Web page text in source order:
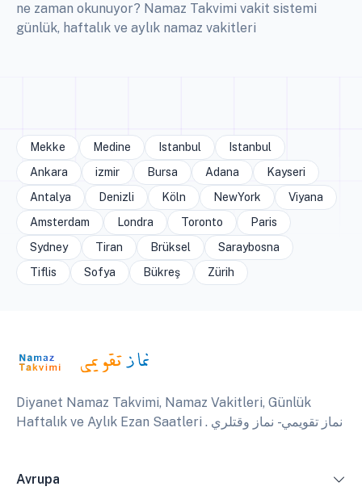
ne zaman okunuyor? Namaz Takvimi vakit sistemi
günlük, haftalık ve aylık namaz vakitleri
Mekke Medine Istanbul
Istanbul
Ankara
izmir Bursa Adana
Kayseri
Antalya
Denizli Köln NewYork
Viyana
Amsterdam
Londra Toronto
Paris
Sydney
Tiran Brüksel
Saraybosna
Tiflis
Sofya Bükreş Zürih
Diyanet Namaz Takvimi, Namaz Vakitleri, Günlük
Haftalık ve Aylık Ezan Saatleri . نماز تقويمي - نماز وقتلري
Avrupa